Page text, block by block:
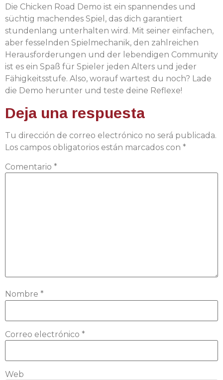
Die Chicken Road Demo ist ein spannendes und
süchtig machendes Spiel, das dich garantiert
stundenlang unterhalten wird. Mit seiner einfachen,
aber fesselnden Spielmechanik, den zahlreichen
Herausforderungen und der lebendigen Community
ist es ein Spaß für Spieler jeden Alters und jeder
Fähigkeitsstufe. Also, worauf wartest du noch? Lade
die Demo herunter und teste deine Reflexe!
Deja una respuesta
Tu dirección de correo electrónico no será publicada.
Los campos obligatorios están marcados con *
Comentario *
Nombre *
Correo electrónico *
Web